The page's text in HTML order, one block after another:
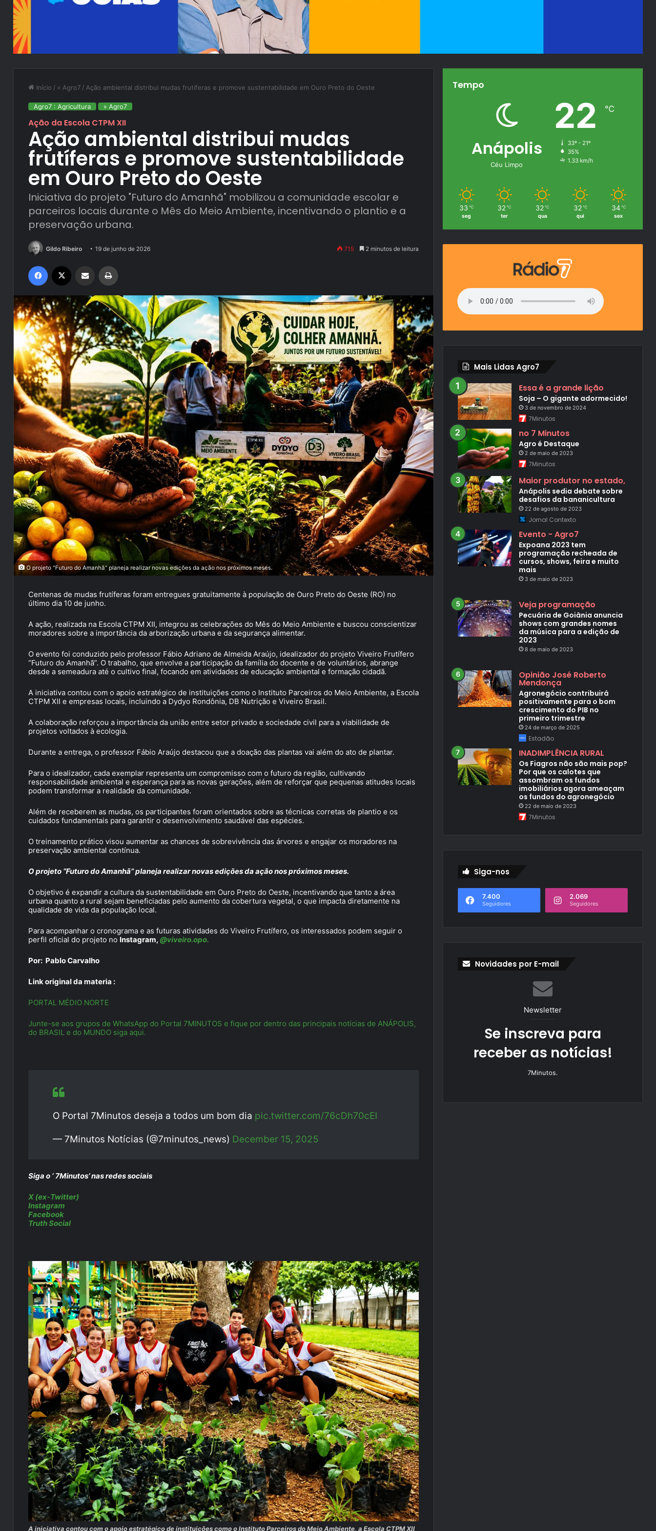
Início / » Agro7 / Ação ambiental distribui mudas frutíferas e promove sustentabilidade em Ouro Preto do Oeste
Agro7 : Agricultura » Agro7
Ação da Escola CTPM XII
Ação ambiental distribui mudas
frutíferas e promove sustentabilidade
em Ouro Preto do Oeste
Iniciativa do projeto "Futuro do Amanhã" mobilizou a comunidade escolar e
parceiros locais durante o Mês do Meio Ambiente, incentivando o plantio e a
preservação urbana.
Gildo Ribeiro 19 de junho de 2026 715 2 minutos de leitura
O projeto "Futuro do Amanhã" planeja realizar novas edições da ação nos próximos meses.
Centenas de mudas frutíferas foram entregues gratuitamente à população de Ouro Preto do Oeste (RO) no
último dia 10 de junho.
A ação, realizada na Escola CTPM XII, integrou as celebrações do Mês do Meio Ambiente e buscou conscientizar
moradores sobre a importância da arborização urbana e da segurança alimentar.
O evento foi conduzido pelo professor Fábio Adriano de Almeida Araújo, idealizador do projeto Viveiro Frutífero
“Futuro do Amanhã”. O trabalho, que envolve a participação da família do docente e de voluntários, abrange
desde a semeadura até o cultivo final, focando em atividades de educação ambiental e formação cidadã.
A iniciativa contou com o apoio estratégico de instituições como o Instituto Parceiros do Meio Ambiente, a Escola
CTPM XII e empresas locais, incluindo a Dydyo Rondônia, DB Nutrição e Viveiro Brasil.
A colaboração reforçou a importância da união entre setor privado e sociedade civil para a viabilidade de
projetos voltados à ecologia.
Durante a entrega, o professor Fábio Araújo destacou que a doação das plantas vai além do ato de plantar.
Para o idealizador, cada exemplar representa um compromisso com o futuro da região, cultivando
responsabilidade ambiental e esperança para as novas gerações, além de reforçar que pequenas atitudes locais
podem transformar a realidade da comunidade.
Além de receberem as mudas, os participantes foram orientados sobre as técnicas corretas de plantio e os
cuidados fundamentais para garantir o desenvolvimento saudável das espécies.
O treinamento prático visou aumentar as chances de sobrevivência das árvores e engajar os moradores na
preservação ambiental contínua.
O projeto “Futuro do Amanhã” planeja realizar novas edições da ação nos próximos meses.
O objetivo é expandir a cultura da sustentabilidade em Ouro Preto do Oeste, incentivando que tanto a área
urbana quanto a rural sejam beneficiadas pelo aumento da cobertura vegetal, o que impacta diretamente na
qualidade de vida da população local.
Para acompanhar o cronograma e as futuras atividades do Viveiro Frutífero, os interessados podem seguir o
perfil oficial do projeto no Instagram,@viveiro.opo.
Por: Pablo Carvalho
Link original da materia :
PORTAL MÉDIO NORTE
Junte-se aos grupos de WhatsApp do Portal 7MINUTOS e fique por dentro das principais notícias de ANÁPOLIS,
do BRASIL e do MUNDO siga aqui.
O Portal 7Minutos deseja a todos um bom dia pic.twitter.com/76cDh70cEI
— 7Minutos Notícias (@7minutos_news) December 15, 2025
Siga o ‘ 7Minutos’ nas redes sociais
X (ex-Twitter)
Instagram
Facebook
Truth Social
A iniciativa contou com o apoio estratégico de instituições como o Instituto Parceiros do Meio Ambiente, a Escola CTPM XII
Tempo
Anápolis
Céu Limpo
22 ℃
33º - 21º
35%
1.33 km/h
33 ℃
seg
32 ℃
ter
32 ℃
qua
32 ℃
qui
34 ℃
sex
Mais Lidas Agro7
Essa é a grande lição
Soja – O gigante adormecido!
3 de novembro de 2024
7Minutos
no 7 Minutos
Agro é Destaque
2 de maio de 2023
7Minutos
Maior produtor no estado,
Anápolis sedia debate sobre
desafios da bananicultura
22 de agosto de 2023
Jornal Contexto
Evento - Agro7
Expoana 2023 tem
programação recheada de
cursos, shows, feira e muito
mais
3 de maio de 2023
Veja programação
Pecuária de Goiânia anuncia
shows com grandes nomes
da música para a edição de
2023
8 de maio de 2023
Opinião José Roberto
Mendonça
Agronegócio contribuirá
positivamente para o bom
crescimento do PIB no
primeiro trimestre
24 de março de 2025
Estadão
INADIMPLÊNCIA RURAL
Os Fiagros não são mais pop?
Por que os calotes que
assombram os fundos
imobiliários agora ameaçam
os fundos do agronegócio
22 de maio de 2023
7Minutos
Siga-nos
7.400
Seguidores
2.069
Seguidores
Novidades por E-mail
Newsletter
Se inscreva para
receber as notícias!
7Minutos.